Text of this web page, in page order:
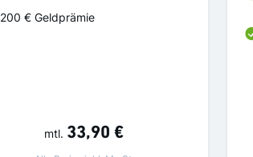
200 € Geldprämie
mtl. 33,90 €